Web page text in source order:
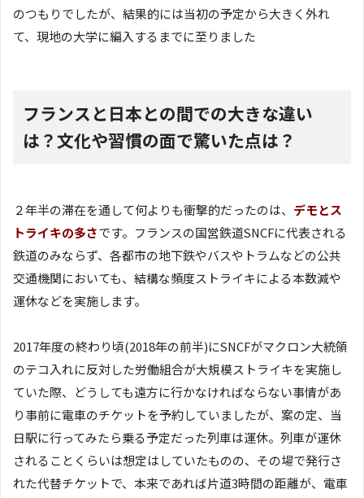
のつもりでしたが、結果的には当初の予定から大きく外れ
て、現地の大学に編入するまでに至りました
フランスと日本との間での大きな違い
は？文化や習慣の面で驚いた点は？
２年半の滞在を通して何よりも衝撃的だったのは、 デモとス
トライキの多さです。フランスの国営鉄道SNCFに代表される
鉄道のみならず、各都市の地下鉄やバスやトラムなどの公共
交通機関においても、結構な頻度ストライキによる本数減や
運休などを実施します。
2017年度の終わり頃(2018年の前半)にSNCFがマクロン大統領
のテコ入れに反対した労働組合が大規模ストライキを実施し
ていた際、どうしても遠方に行かなければならない事情があ
り事前に電車のチケットを予約していましたが、案の定、当
日駅に行ってみたら乗る予定だった列車は運休。列車が運休
されることくらいは想定はしていたものの、その場で発行さ
れた代替チケットで、本来であれば片道3時間の距離が、電車